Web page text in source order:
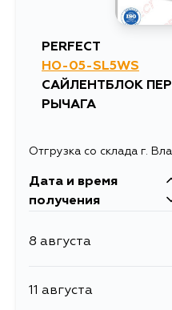
PERFECT
HO-05-SL5WS
САЙЛЕНТБЛОК
РЫЧАГА
Отгрузка со склада г.
Дата и время
получения
8 августа
11 августа